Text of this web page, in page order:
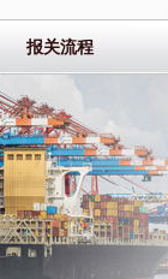
报关流程